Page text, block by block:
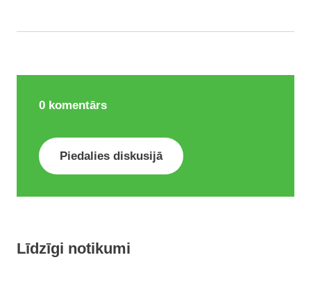
0 komentārs
Piedalies diskusijā
Līdzīgi notikumi